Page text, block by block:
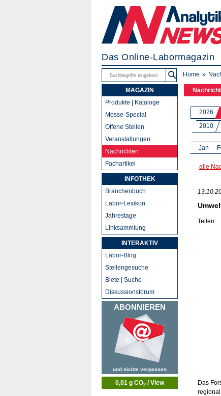
Das Online-Labormagazin
Home
2026
2010
Jan
alle
Teilen:
Das
MAGAZIN
Produkte | Kataloge
Messe-Special
Offene Stellen
Veranstaltungen
Nachrichten
Fachartikel
INFOTHEK
Branchenbuch
Labor-Lexikon
Jahrestage
Linksammlung
INTERAKTIV
Labor-Blog
Stellengesuche
Biete | Suche
Diskussionsforum
ABONNIEREN
und nichts verpassen
0,01 g CO2 / View